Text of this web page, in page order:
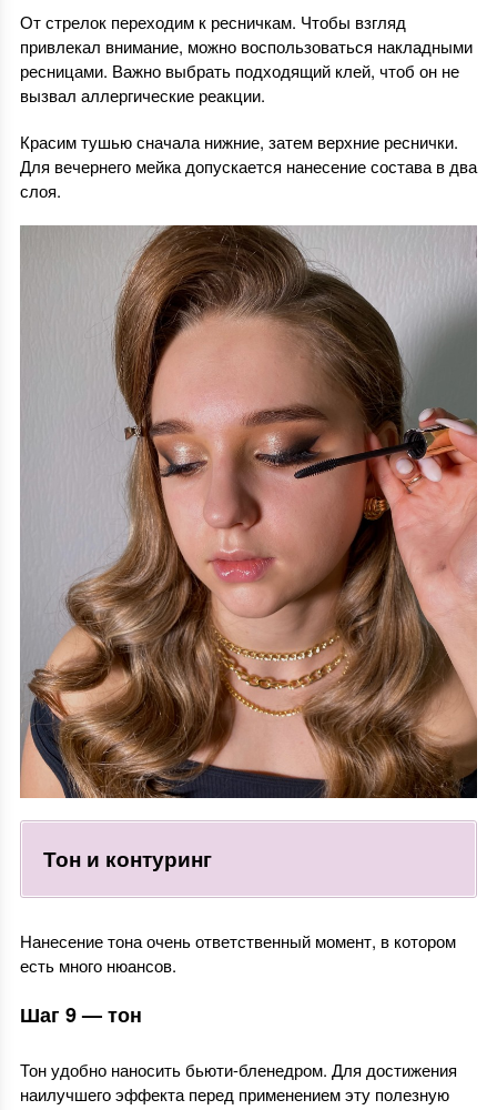
От стрелок переходим к ресничкам. Чтобы взгляд
привлекал внимание, можно воспользоваться накладными
ресницами. Важно выбрать подходящий клей, чтоб он не
вызвал аллергические реакции.
Красим тушью сначала нижние, затем верхние реснички.
Для вечернего мейка допускается нанесение состава в два
слоя.
Тон и контуринг
Нанесение тона очень ответственный момент, в котором
есть много нюансов.
Шаг 9 — тон
Тон удобно наносить бьюти-бленедром. Для достижения
наилучшего эффекта перед применением эту полезную